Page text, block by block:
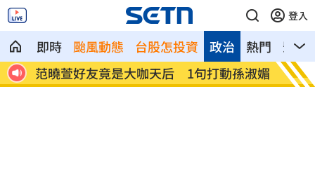
登入
即時 颱風動態 台股怎投資 熱門 影音
政治
暖
范曉萱好友竟是大咖天后 1句打動孫淑媚 鬼門